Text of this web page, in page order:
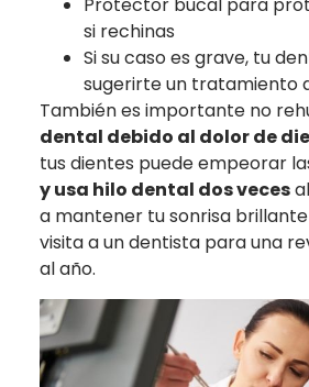
Protector bucal para
si rechinas
Si su caso es grave, tu
sugerirte un tratamiento
También es importante no
dental debido al dolor de
tus dientes puede empeorar
y usa hilo dental dos veces
a mantener tu sonrisa brillante
visita a un dentista para una
al año.